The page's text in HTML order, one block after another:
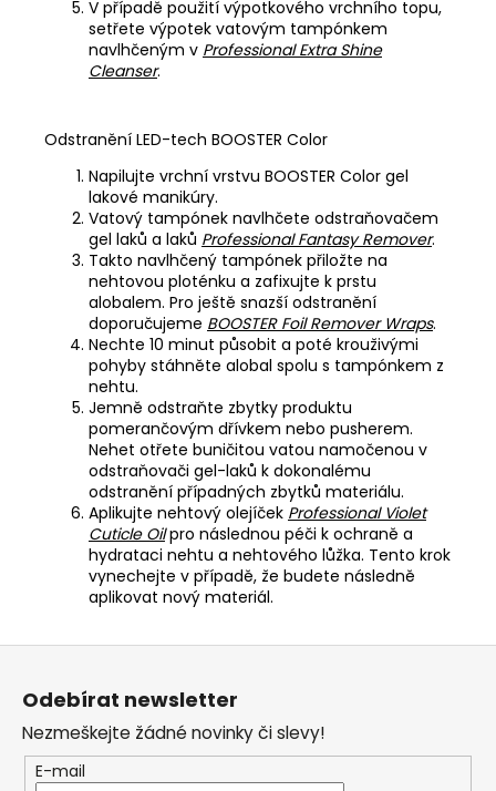
V případě použití výpotkového vrchního topu,
setřete výpotek vatovým tampónkem
navlhčeným v Professional Extra Shine
Cleanser.
Odstranění LED-tech BOOSTER Color
Napilujte vrchní vrstvu BOOSTER Color gel
lakové manikúry.
Vatový tampónek navlhčete odstraňovačem
gel laků a laků Professional Fantasy Remover.
Takto navlhčený tampónek přiložte na
nehtovou ploténku a zafixujte k prstu
alobalem. Pro ještě snazší odstranění
doporučujeme BOOSTER Foil Remover Wraps.
Nechte 10 minut působit a poté krouživými
pohyby stáhněte alobal spolu s tampónkem z
nehtu.
Jemně odstraňte zbytky produktu
pomerančovým dřívkem nebo pusherem.
Nehet otřete buničitou vatou namočenou v
odstraňovači gel-laků k dokonalému
odstranění případných zbytků materiálu.
Aplikujte nehtový olejíček Professional Violet
Cuticle Oilpro následnou péči k ochraně a
hydrataci nehtu a nehtového lůžka. Tento krok
vynechejte v případě, že budete následně
aplikovat nový materiál.
Z
Odebírat newsletter
Nezmeškejte žádné novinky či slevy!
E-mail